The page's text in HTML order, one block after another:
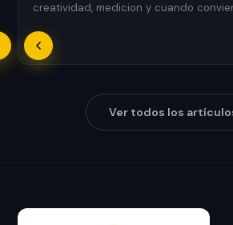
creatividad, medicion y cuando
Ver todos los